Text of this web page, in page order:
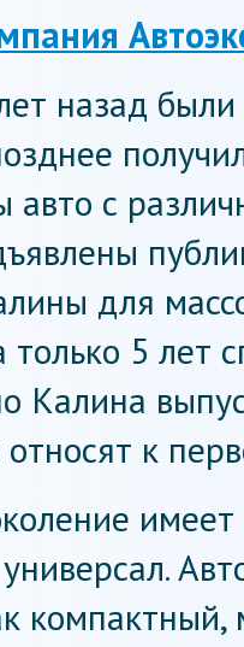
назад
авто с
для
только 5 лет
Калина
к